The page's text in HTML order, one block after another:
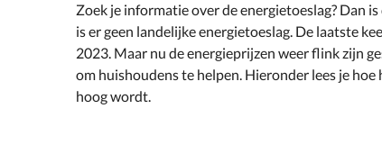
Zoek je informatie over de energietoeslag? Dan
is er geen landelijke energietoeslag. De laatste
2023. Maar nu de energieprijzen weer flink zijn
om huishoudens te helpen. Hieronder lees je
hoog wordt.